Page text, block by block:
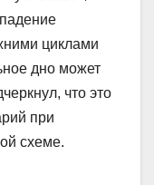
циклами
дно может
что это
при
схеме.